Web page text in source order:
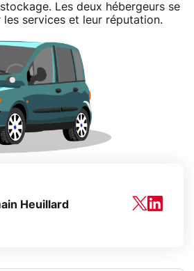
Les deux hébergeurs se
services et leur réputation.
Heuillard